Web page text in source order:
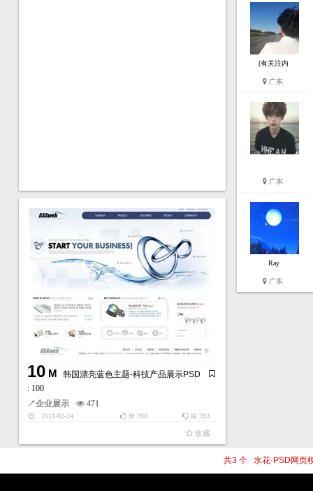
[有关注内
广东
广东
Ray
广东
10M
韩国漂亮蓝色主题-科技产品展示PSD
: 100
↗企业展示 471
2011-02-24 踩 283
赞288
收藏
共3 个 水花·PSD网